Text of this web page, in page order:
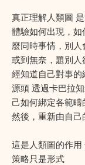
真正理解人類圖
體驗如何出現，
麼同時事情，別
或到無奈，題別
經知道自己對事
源頭 透過卡巴拉
己如何綁定各範
然後，重新由自己
這是人類圖的作
策略只是形式